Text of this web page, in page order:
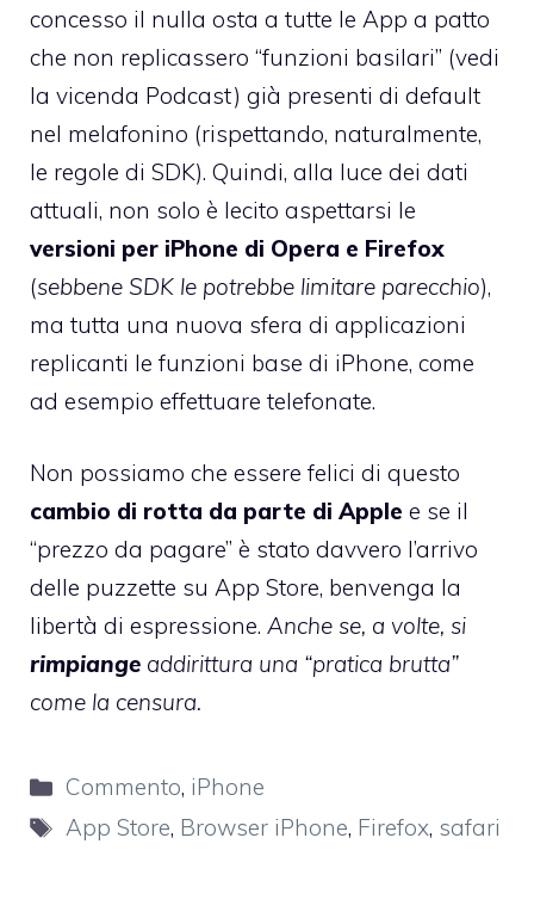
concesso il nulla osta a tutte le App a patto
che non replicassero “funzioni basilari” (vedi
la vicenda Podcast) già presenti di default
nel melafonino (rispettando, naturalmente,
le regole di SDK). Quindi, alla luce dei dati
attuali, non solo è lecito aspettarsi le
versioni per iPhone di Opera e Firefox
(sebbene SDK le potrebbe limitare parecchio),
ma tutta una nuova sfera di applicazioni
replicanti le funzioni base di iPhone, come
ad esempio effettuare telefonate.
Non possiamo che essere felici di questo
cambio di rotta da parte di Apple e se il
“prezzo da pagare” è stato davvero l’arrivo
delle puzzette su App Store, benvenga la
libertà di espressione. Anche se, a volte, si
rimpiange addirittura una “pratica brutta”
come la censura.
Categorie
Commento, iPhone
Tag
App Store, Browser iPhone, Firefox, safari